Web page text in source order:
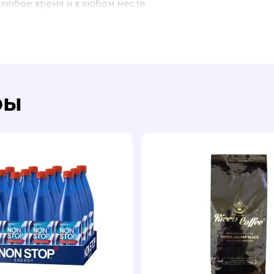
любое время и в любом месте.
свежесть и качество на длительный период.
центров, которые ценят качество и энергетические
напитка Monster Energy The Doctor для всех
Energy The Doctor по всей территории
зарядом в любом уголке страны.
The Doctor оптом и порадовать себя и своих клиентов